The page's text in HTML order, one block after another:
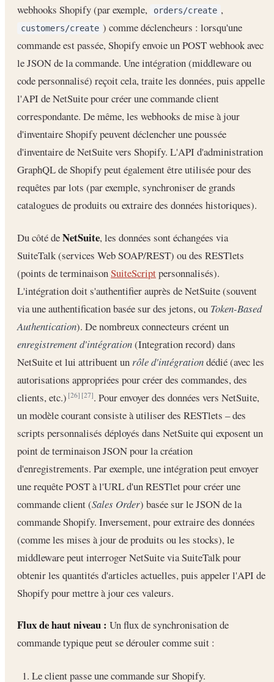
webhooks Shopify (par exemple,
orders/create ,
customers/create ) comme déclencheurs : lorsqu'une
commande est passée, Shopify envoie un POST webhook avec
le JSON de la commande. Une intégration (middleware ou
code personnalisé) reçoit cela, traite les données, puis appelle
l'API de NetSuite pour créer une commande client
correspondante. De même, les webhooks de mise à jour
d'inventaire Shopify peuvent déclencher une poussée
d'inventaire de NetSuite vers Shopify. L'API d'administration
GraphQL de Shopify peut également être utilisée pour des
requêtes par lots (par exemple, synchroniser de grands
catalogues de produits ou extraire des données historiques).
Du côté deNetSuite, les données sont échangées via
SuiteTalk (services Web SOAP/REST) ou des RESTlets
(points de terminaisonSuiteScriptpersonnalisés).
L'intégration doit s'authentifier auprès de NetSuite (souvent
via une authentification basée sur des jetons, ou Token-Based
Authentication). De nombreux connecteurs créent un
enregistrement d'intégration(Integration record) dans
NetSuite et lui attribuent un rôle d'intégrationdédié (avec les
autorisations appropriées pour créer des commandes, des
clients, etc.)[26] [27]. Pour envoyer des données vers NetSuite,
un modèle courant consiste à utiliser des RESTlets – des
scripts personnalisés déployés dans NetSuite qui exposent un
point de terminaison JSON pour la création
d'enregistrements. Par exemple, une intégration peut envoyer
une requête POST à l'URL d'un RESTlet pour créer une
commande client (Sales Order) basée sur le JSON de la
commande Shopify. Inversement, pour extraire des données
(comme les mises à jour de produits ou les stocks), le
middleware peut interroger NetSuite via SuiteTalk pour
obtenir les quantités d'articles actuelles, puis appeler l'API de
Shopify pour mettre à jour ces valeurs.
Flux de haut niveau : Un flux de synchronisation de
commande typique peut se dérouler comme suit :
Le client passe une commande sur Shopify.